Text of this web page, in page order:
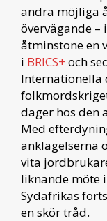
andra möjliga
övervägande –
åtminstone en
i BRICS+ och
Internationella
dager hos den
Med
anklagelserna
vita
liknande möte i
Sydafrikas
en skör tråd.